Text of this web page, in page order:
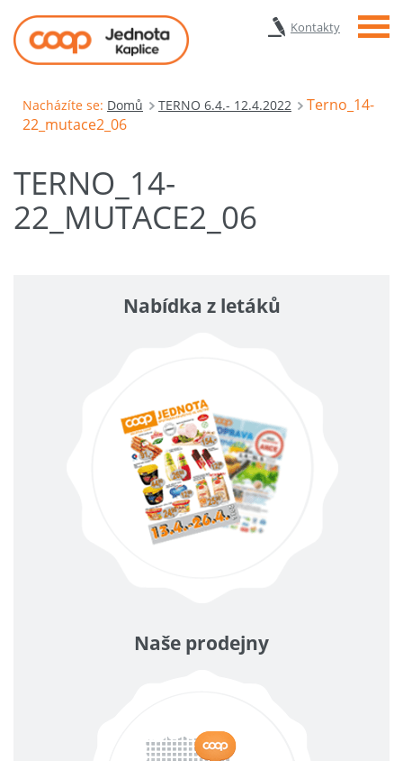
Kontakty Menu
Nacházíte se: Domů TERNO 6.4.- 12.4.2022
Terno_14-
22_mutace2_06
TERNO_14-
22_MUTACE2_06
Nabídka z letáků
Naše prodejny